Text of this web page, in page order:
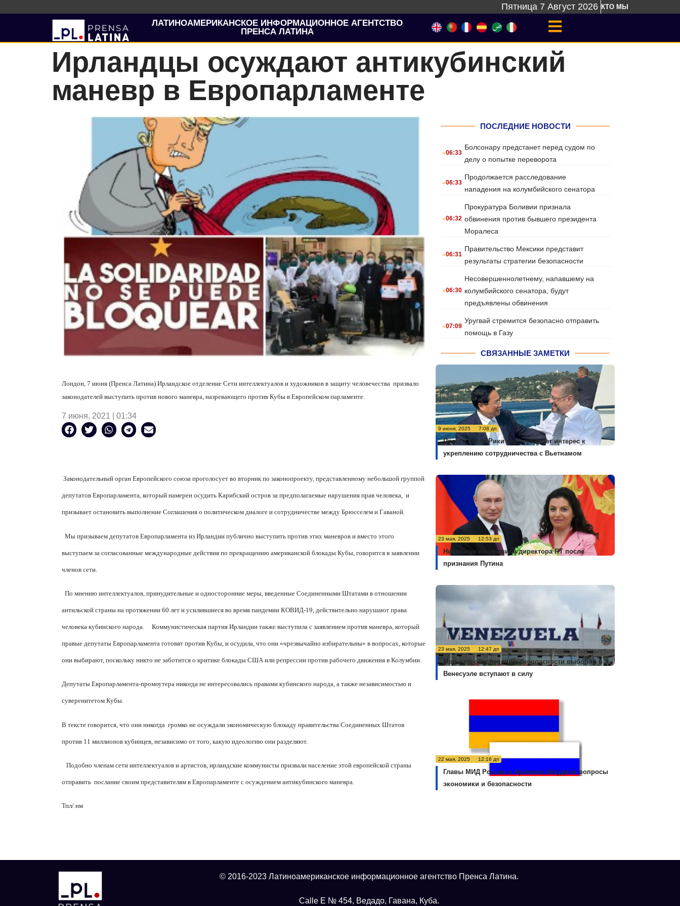
Пятница 7 Август 2026 КТО МЫ
ЛАТИНОАМЕРИКАНСКОЕ ИНФОРМАЦИОННОЕ АГЕНТСТВО
ПРЕНСА ЛАТИНА
Ирландцы осуждают антикубинский
маневр в Европарламенте
Лондон, 7 июня (Пренса Латина) Ирландское отделение Сети интеллектуалов и художников в защиту человечества призвало
законодателей выступить против нового маневра, назревающего против Кубы в Европейском парламенте.
7 июня, 2021 | 01:34
Законодательный орган Европейского союза проголосует во вторник по законопроекту, представленному небольшой группой
депутатов Европарламента, который намерен осудить Карибский остров за предполагаемые нарушения прав человека, и
призывает остановить выполнение Соглашения о политическом диалоге и сотрудничестве между Брюсселем и Гаваной.
Мы призываем депутатов Европарламента из Ирландии публично выступить против этих маневров и вместо этого
выступаем за согласованные международные действия по прекращению американской блокады Кубы, говорится в заявлении
членов сети.
По мнению интеллектуалов, принудительные и односторонние меры, введенные Соединенными Штатами в отношении
антильской страны на протяжении 60 лет и усилившиеся во время пандемии КОВИД-19, действительно нарушают права
человека кубинского народа. Коммунистическая партия Ирландии также выступила с заявлением против маневра, который
правые депутаты Европарламента готовят против Кубы, и осудила, что они «чрезвычайно избирательны» в вопросах, которые
они выбирают, поскольку никто не заботится о критике блокады США или репрессии против рабочего движения в Колумбии.
Депутаты Европарламента-промоутера никогда не интересовались правами кубинского народа, а также независимостью и
суверенитетом Кубы.
В тексте говорится, что они никогда громко не осуждали экономическую блокаду правительства Соединенных Штатов
против 11 миллионов кубинцев, независимо от того, какую идеологию они разделяют.
Подобно членам сети интеллектуалов и артистов, ирландские коммунисты призвали население этой европейской страны
отправить послание своим представителям в Европарламенте с осуждением антикубинского маневра.
Тпл/ нм
ПОСЛЕДНИЕ НОВОСТИ
.06:33
Болсонару предстанет перед судом по
делу о попытке переворота
.06:33
Продолжается расследование
нападения на колумбийского сенатора
.06:32
Прокуратура Боливии признала
обвинения против бывшего президента
Моралеса
.06:31
Правительство Мексики представит
результаты стратегии безопасности
.06:30
Несовершеннолетнему, напавшему на
колумбийского сенатора, будут
предъявлены обвинения
.07:09
Уругвай стремится безопасно отправить
помощь в Газу
СВЯЗАННЫЕ ЗАМЕТКИ
9 июня, 2025 7:08 дп
Пресса Коста-Рики подчеркивает интерес к
укреплению сотрудничества с Вьетнамом
23 мая, 2025 12:53 дп
Никарагуа поздравила директора RT после
признания Путина
23 мая, 2025 12:47 дп
Меры по обеспечению безопасности выборов в
Венесуэле вступают в силу
22 мая, 2025 12:16 дп
Главы МИД России и Армении обсудили вопросы
экономики и безопасности
© 2016-2023 Латиноамериканское информационное агентство Пренса Латина.
Calle E № 454, Ведадо, Гавана, Куба.